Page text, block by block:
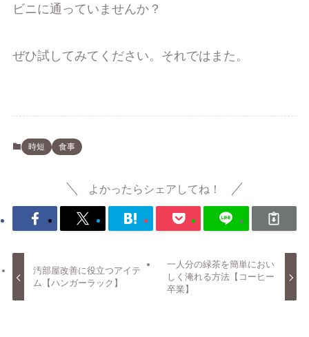
ビニに通っていませんか？
ぜひ試してみてください。それではまた。
時短 食事
よかったらシェアしてね！
汚部屋改善に役立つアイテ
ム【ハンガーラック】
一人分の緑茶を簡単におい
しく淹れる方法【コーヒー
卒業】